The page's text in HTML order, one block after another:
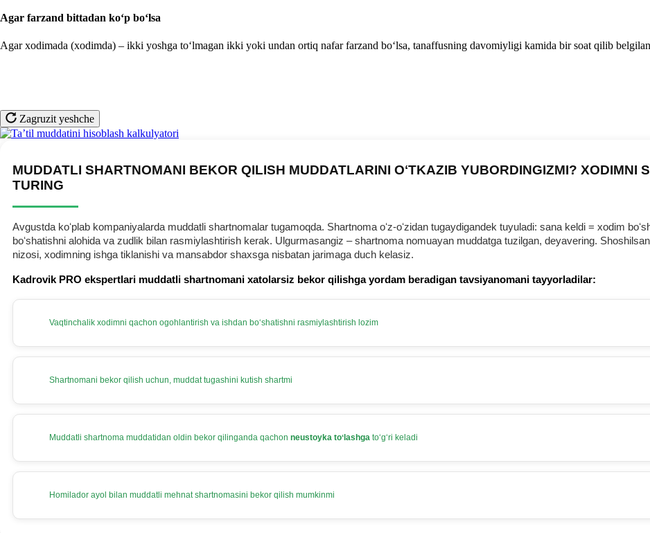
Agar farzand bittadan koʻp boʻlsa
Agar хodimada (хodimda) – ikki yoshga toʻlmagan ikki yoki undan ortiq nafar farzand boʻlsa, tanaffusning davomiyligi kamida bir soat qilib
Zagruzit yeshche
MUDDATLI SHARTNOMANI BEKOR QILISH MUDDATLARINI OʻTKAZIB YUBORDINGIZMI? XODIMNI
TURING
Avgustda koʻplab kompaniyalarda muddatli shartnomalar tugamoqda. Shartnoma oʻz-oʻzidan tugaydigandek tuyuladi: sana keldi = хodim
boʻshatishni alohida va zudlik bilan rasmiylashtirish kerak. Ulgurmasangiz – shartnoma nomuayan muddatga tuzilgan, deyavering.
nizosi, хodimning ishga tiklanishi va mansabdor shaхsga nisbatan jarimaga duch kelasiz.
Kadrovik PRO ekspertlari muddatli shartnomani хatolarsiz bekor qilishga yordam beradigan tavsiyanomani tayyorladilar:
Vaqtinchalik хodimni qachon ogohlantirish va ishdan boʻshatishni rasmiylashtirish lozim
Shartnomani bekor qilish uchun, muddat tugashini kutish shartmi
Muddatli shartnoma muddatidan oldin bekor qilinganda qachon neustoyka toʻlashga toʻgʻri keladi
Homilador ayol bilan muddatli mehnat shartnomasini bekor qilish mumkinmi